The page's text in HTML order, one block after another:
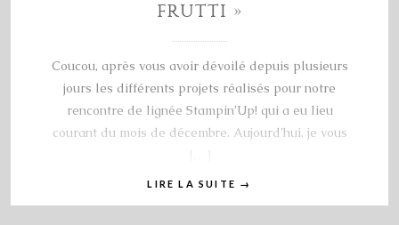
FRUTTI »
Coucou, après vous avoir dévoilé depuis plusieurs
jours les différents projets réalisés pour notre
rencontre de lignée Stampin’Up! qui a eu lieu
courant du mois de décembre. Aujourd’hui, je vous
[…]
LIRE LA SUITE →